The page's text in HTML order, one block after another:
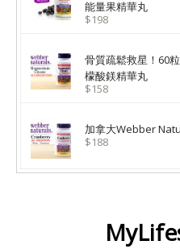
能量果精華丸
$198
骨質疏鬆救星！60
檬酸鎂精華丸
$158
加拿大Webber
$188